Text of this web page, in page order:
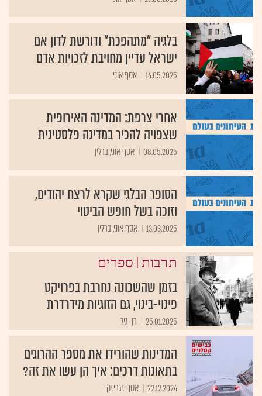
בלגיה "מתהפכת" ודורשת לדון אם
ישראל עדיין מחויבת לזכויות אדם
14.05.2025 אסף אוני
אחרי צרפת: המדינה האירופית
שצפויה להכיר במדינה פלסטינית
08.05.2025 אסף אוני, ברלין
הסופר הבלגי שקרא לרצח יהודים,
וזוכה בשל חופש הביטוי
13.03.2025 אסף אוני, ברלין
תרבות | ספרים
בזמן שהשכונה נחרבת בפרויקט
פינוי-בינוי, גם הזוגיות מידרדרת
25.01.2025 רן יגיל
המדינות שהורידו את מספר ההרוגים
בתאונות דרכים: איך הן עשו את זה?
22.12.2024 אסף זגריזק